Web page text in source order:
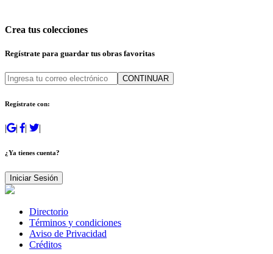
Crea tus colecciones
Regístrate para guardar tus obras favoritas
CONTINUAR
Regístrate con:
| | | |
¿Ya tienes cuenta?
Iniciar Sesión
Directorio
Términos y condiciones
Aviso de Privacidad
Créditos